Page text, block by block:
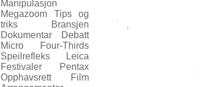
Manipulasjon
Megazoom
Tips og
triks
Bransjen
Dokumentar
Debatt
Micro Four-Thirds
Speilrefleks
Leica
Festivaler
Pentax
Opphavsrett
Film